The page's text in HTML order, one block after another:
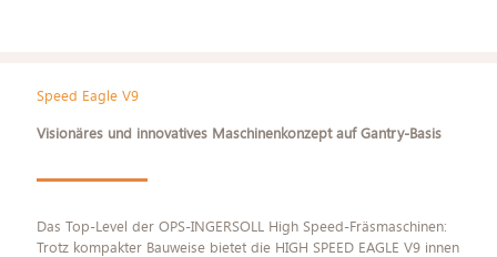
Speed Eagle V9
Visionäres und innovatives Maschinenkonzept auf Gantry-Basis
Das Top-Level der OPS-INGERSOLL High Speed-Fräsmaschinen:
Trotz kompakter Bauweise bietet die HIGH SPEED EAGLE V9 innen